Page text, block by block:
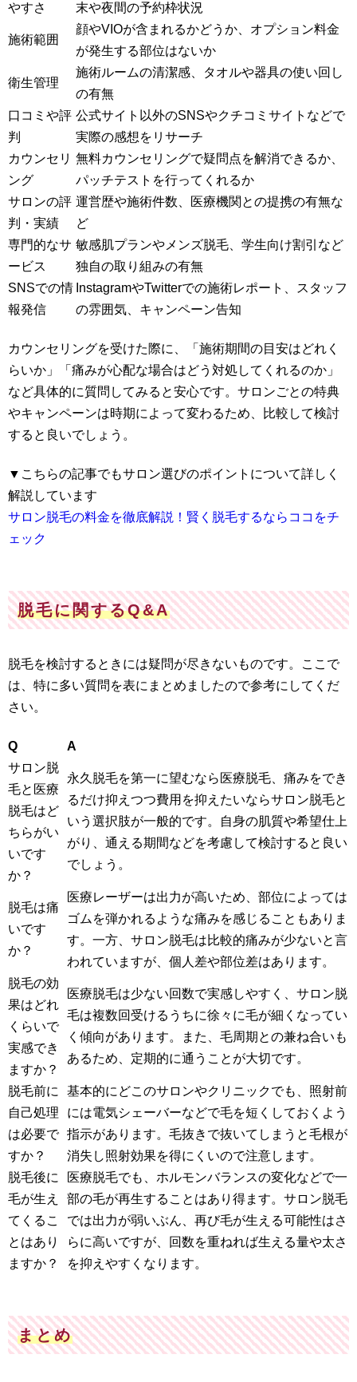
やすさ
末や夜間の予約枠状況
施術範囲
顔やVIOが含まれるかどうか、オプション料金
が発生する部位はないか
衛生管理
施術ルームの清潔感、タオルや器具の使い回し
の有無
口コミや評
判
公式サイト以外のSNSやクチコミサイトなどで
実際の感想をリサーチ
カウンセリ
ング
無料カウンセリングで疑問点を解消できるか、
パッチテストを行ってくれるか
サロンの評
判・実績
運営歴や施術件数、医療機関との提携の有無な
ど
専門的なサ
ービス
敏感肌プランやメンズ脱毛、学生向け割引など
独自の取り組みの有無
SNSでの情
報発信
InstagramやTwitterでの施術レポート、スタッフ
の雰囲気、キャンペーン告知
カウンセリングを受けた際に、「施術期間の目安はどれく
らいか」「痛みが心配な場合はどう対処してくれるのか」
など具体的に質問してみると安心です。サロンごとの特典
やキャンペーンは時期によって変わるため、比較して検討
すると良いでしょう。
▼こちらの記事でもサロン選びのポイントについて詳しく
解説しています
サロン脱毛の料金を徹底解説！賢く脱毛するならココをチ
ェック
脱毛に関するQ&A
脱毛を検討するときには疑問が尽きないものです。ここで
は、特に多い質問を表にまとめましたので参考にしてくだ
さい。
Q
A
サロン脱
毛と医療
脱毛はど
ちらがい
いです
か？
永久脱毛を第一に望むなら医療脱毛、痛みをでき
るだけ抑えつつ費用を抑えたいならサロン脱毛と
いう選択肢が一般的です。自身の肌質や希望仕上
がり、通える期間などを考慮して検討すると良い
でしょう。
脱毛は痛
いです
か？
医療レーザーは出力が高いため、部位によっては
ゴムを弾かれるような痛みを感じることもありま
す。一方、サロン脱毛は比較的痛みが少ないと言
われていますが、個人差や部位差はあります。
脱毛の効
果はどれ
くらいで
実感でき
ますか？
医療脱毛は少ない回数で実感しやすく、サロン脱
毛は複数回受けるうちに徐々に毛が細くなってい
く傾向があります。また、毛周期との兼ね合いも
あるため、定期的に通うことが大切です。
脱毛前に
自己処理
は必要で
すか？
基本的にどこのサロンやクリニックでも、照射前
には電気シェーバーなどで毛を短くしておくよう
指示があります。毛抜きで抜いてしまうと毛根が
消失し照射効果を得にくいので注意します。
脱毛後に
毛が生え
てくるこ
とはあり
ますか？
医療脱毛でも、ホルモンバランスの変化などで一
部の毛が再生することはあり得ます。サロン脱毛
では出力が弱いぶん、再び毛が生える可能性はさ
らに高いですが、回数を重ねれば生える量や太さ
を抑えやすくなります。
まとめ